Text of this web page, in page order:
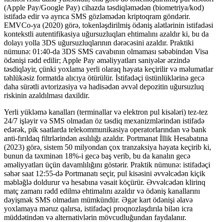
(Apple Pay/Google Pay) cihazda təsdiqləmədən (biometriya/kod)
istifadə edir və ayrıca SMS gözləmədən kriptoqram göndərir.
EMVCo-ya (2020) görə, tokenləşdirilmiş ödəniş alətlərinin istifadəsi
kontekstli autentifikasiya uğursuzluqları ehtimalını azaldır ki, bu da
dolayı yolla 3DS uğursuzluqlarının dərəcəsini azaldır. Praktiki
nümunə: 01:40-da 3DS SMS cavabının olmaması səbəbindən Visa
ödənişi rədd edilir; Apple Pay əməliyyatları saniyələr ərzində
təsdiqləyir, çünki yoxlama yerli olaraq həyata keçirilir və məlumatlar
təhlükəsiz formatda alıcıya ötürülür. İstifadəçi üstünlüklərinə gecə
daha sürətli avtorizasiya və hadisədən əvvəl depozitin uğursuzluq
riskinin azaldılması daxildir.
Yerli yükləmə kanalları (terminallar və elektron pul kisələri) tez-tez
24/7 işləyir və SMS olmadan öz təsdiq mexanizmlərindən istifadə
edərək, pik saatlarda telekommunikasiya operatorlarından və bank
anti-fırıldaq filtrlərindən asılılığı azaldır. Portmanat İllik Hesabatına
(2023) görə, sistem 50 milyondan çox tranzaksiya həyata keçirib ki,
bunun da təxminən 18%-i gecə baş verib, bu da kanalın gecə
əməliyyatları üçün davamlılığını göstərir. Praktik nümunə: istifadəçi
səhər saat 12:55-də Portmanatı seçir, pul kisəsini əvvəlcədən kiçik
məbləğlə doldurur və hesabına vəsait köçürür. Əvvəlcədən klirinq
matç zamanı rədd edilmə ehtimalını azaldır və ödəniş kanallarını
dəyişmək SMS olmadan mümkündür. Əgər kart ödənişi əlavə
yoxlamaya məruz qalırsa, istifadəçi proqnozlaşdırıla bilən icra
müddətindən və alternativlərin mövcudluğundan faydalanır.